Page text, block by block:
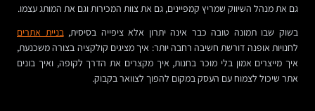
גם את מנהל השיווק שמריץ קמפיינים, גם את צוות המכירות וגם את המותג עצמו.
בשוק שבו תמונה טובה כבר אינה יתרון אלא ציפייה בסיסית,בניית אתרים
לחנויות אופנה דורשת חשיבה רחבה יותר: איך מציגים קולקציה בצורה משכנעת,
איך מייצרים אמון בלי מוכר בחנות, איך מקצרים את הדרך לקופה, ואיך בונים
אתר שיכול לצמוח עם העסק במקום להפוך לצוואר בקבוק.